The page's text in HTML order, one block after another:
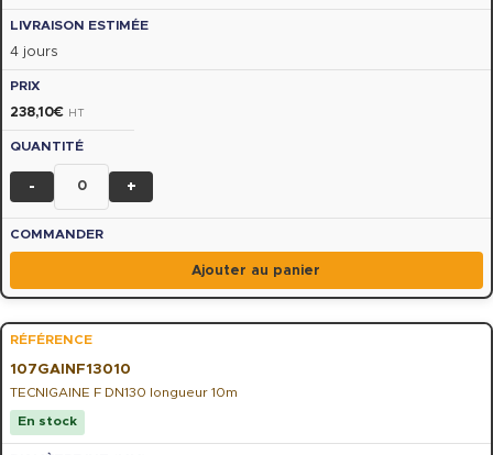
4 jours
238,10€ HT
- +
Ajouter au panier
107GAINF13010
TECNIGAINE F DN130 longueur 10m
En stock